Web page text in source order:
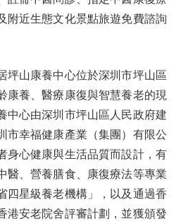
附近生態文化景點旅遊免費諮詢
山康養中心位於深圳市坪山區
康養、醫療康復與智慧養老的現
中心由深圳市坪山區人民政府建
市幸福健康產業（集團）有限公
身心健康與生活品質而設計，有
醫、營養膳食、康復療法等專業
四星級養老機構」，以及通過香
港安老院舍評審計劃，並獲頒發